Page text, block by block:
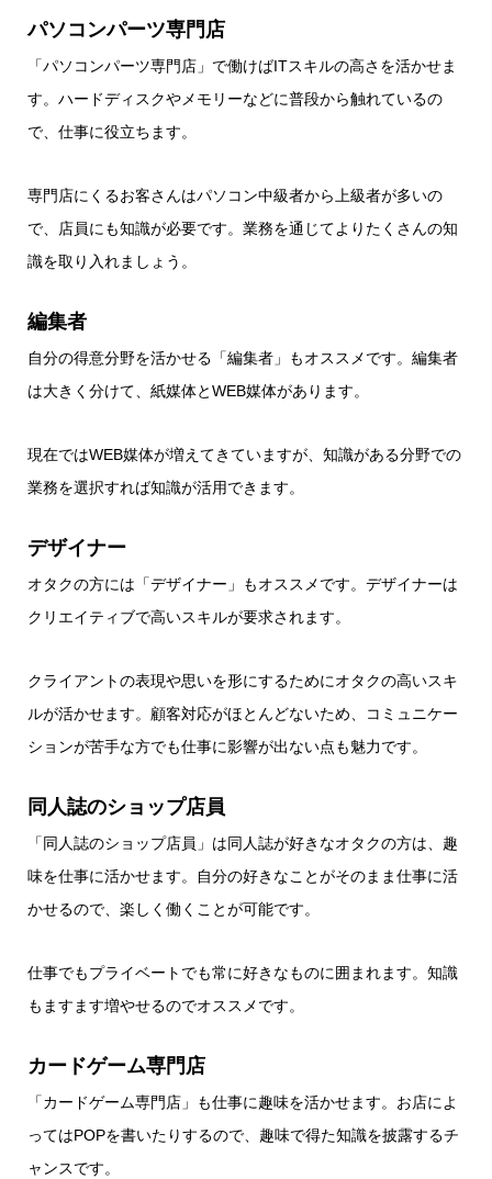
パソコンパーツ専門店
「パソコンパーツ専門店」で働けばITスキルの高さを活かせま
す。ハードディスクやメモリーなどに普段から触れているの
で、仕事に役立ちます。
専門店にくるお客さんはパソコン中級者から上級者が多いの
で、店員にも知識が必要です。業務を通じてよりたくさんの知
識を取り入れましょう。
編集者
自分の得意分野を活かせる「編集者」もオススメです。編集者
は大きく分けて、紙媒体とWEB媒体があります。
現在ではWEB媒体が増えてきていますが、知識がある分野での
業務を選択すれば知識が活用できます。
デザイナー
オタクの方には「デザイナー」もオススメです。デザイナーは
クリエイティブで高いスキルが要求されます。
クライアントの表現や思いを形にするためにオタクの高いスキ
ルが活かせます。顧客対応がほとんどないため、コミュニケー
ションが苦手な方でも仕事に影響が出ない点も魅力です。
同人誌のショップ店員
「同人誌のショップ店員」は同人誌が好きなオタクの方は、趣
味を仕事に活かせます。自分の好きなことがそのまま仕事に活
かせるので、楽しく働くことが可能です。
仕事でもプライベートでも常に好きなものに囲まれます。知識
もますます増やせるのでオススメです。
カードゲーム専門店
「カードゲーム専門店」も仕事に趣味を活かせます。お店によ
ってはPOPを書いたりするので、趣味で得た知識を披露するチ
ャンスです。